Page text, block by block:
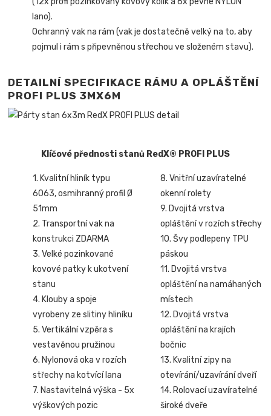
lano).
Ochranný vak na rám (vak je dostatečně velký na to, aby
pojmul i rám s připevněnou střechou ve složeném stavu).
DETAILNÍ SPECIFIKACE RÁMU A OPLÁŠTĚNÍ
PROFI PLUS 3MX6M
Klíčové přednosti stanů RedX® PROFI PLUS
1. Kvalitní hliník typu
6063, osmihranný profil Ø
51mm
2. Transportní vak na
konstrukci ZDARMA
3. Velké pozinkované
kovové patky k ukotvení
stanu
4. Klouby a spoje
vyrobeny ze slitiny hliníku
5. Vertikální vzpěra s
vestavěnou pružinou
6. Nylonová oka v rozích
střechy na kotvící lana
7. Nastavitelná výška - 5x
výškových pozic
8. Vnitřní uzavíratelné
okenní rolety
9. Dvojitá vrstva
opláštění v rozích střechy
10. Švy podlepeny TPU
páskou
11. Dvojitá vrstva
opláštění na namáhaných
místech
12. Dvojitá vrstva
opláštění na krajích
bočnic
13. Kvalitní zipy na
otevírání/uzavírání dveří
14. Rolovací uzavíratelné
široké dveře